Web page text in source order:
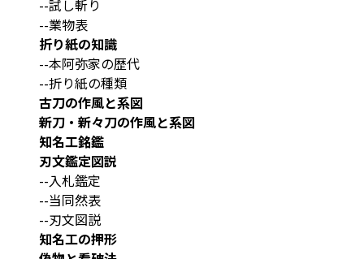
--試し斬り
--業物表
折り紙の知識
--本阿弥家の歴代
--折り紙の種類
古刀の作風と系図
新刀・新々刀の作風と系図
知名工銘鑑
刃文鑑定図説
--入札鑑定
--当同然表
--刃文図説
知名工の押形